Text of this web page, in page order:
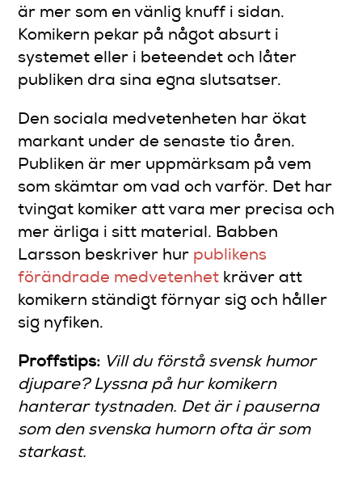
är mer som en vänlig knuff i sidan.
Komikern pekar på något absurt i
systemet eller i beteendet och låter
publiken dra sina egna slutsatser.
Den sociala medvetenheten har ökat
markant under de senaste tio åren.
Publiken är mer uppmärksam på vem
som skämtar om vad och varför. Det har
tvingat komiker att vara mer precisa och
mer ärliga i sitt material. Babben
Larsson beskriver hur publikens
förändrade medvetenhet kräver att
komikern ständigt förnyar sig och håller
sig nyfiken.
Proffstips: Vill du förstå svensk humor
djupare? Lyssna på hur komikern
hanterar tystnaden. Det är i pauserna
som den svenska humorn ofta är som
starkast.